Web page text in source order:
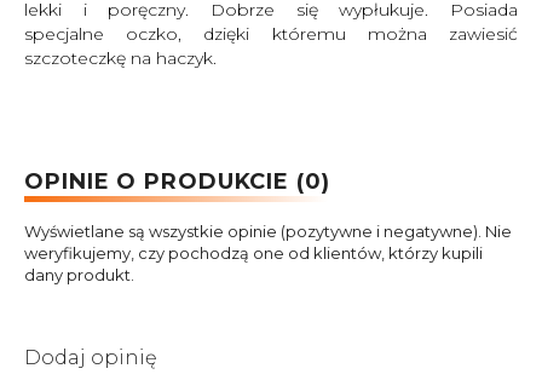
lekki i poręczny. Dobrze się wypłukuje. Posiada
specjalne oczko, dzięki któremu można zawiesić
szczoteczkę na haczyk.
OPINIE O PRODUKCIE (0)
Wyświetlane są wszystkie opinie (pozytywne i negatywne). Nie
weryfikujemy, czy pochodzą one od klientów, którzy kupili
dany produkt.
Dodaj opinię